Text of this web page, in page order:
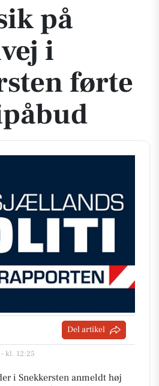
på
i
førte
Del artikel
kl. 12:25
i Snekkersten anmeldt høj